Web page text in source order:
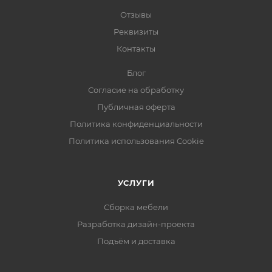
Отзывы
Реквизиты
Контакты
Блог
Согласие на обработку
Публичная оферта
Политика конфиденциальности
Политика использования Cookie
УСЛУГИ
Сборка мебели
Разработка дизайн-проекта
Подъём и доставка